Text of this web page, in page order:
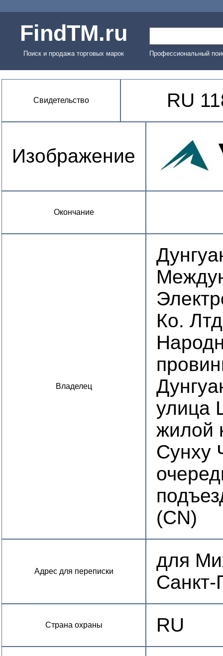
FindTM.ru
Поиск и продажа торговых марок Профессиональный
Свидетельство RU
Изображение
Окончание
Владелец
Ко.
улица
жилой
Сунху
(CN)
Адрес для переписки
для
Санкт-
Страна охраны
RU